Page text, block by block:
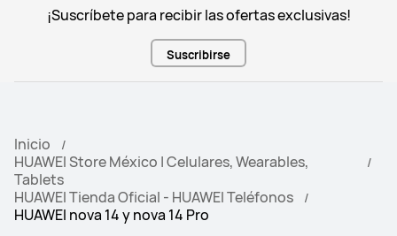
¡Suscríbete para recibir las ofertas exclusivas!
Suscribirse
Inicio
HUAWEI Store México | Celulares, Wearables,
Tablets
HUAWEI Tienda Oficial - HUAWEI Teléfonos
HUAWEI nova 14 y nova 14 Pro